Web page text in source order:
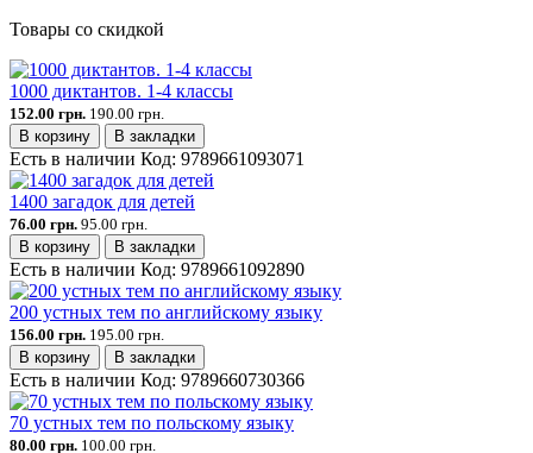
Товары со скидкой
1000 диктантов. 1-4 классы
152.00 грн. 190.00 грн.
В корзину
В закладки
Есть в наличии Код: 9789661093071
1400 загадок для детей
76.00 грн. 95.00 грн.
В корзину
В закладки
Есть в наличии Код: 9789661092890
200 устных тем по английскому языку
156.00 грн. 195.00 грн.
В корзину
В закладки
Есть в наличии Код: 9789660730366
70 устных тем по польскому языку
80.00 грн. 100.00 грн.